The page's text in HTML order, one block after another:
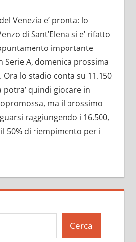
Venezia e’ pronta: lo
di Sant’Elena si e’ rifatto
importante
Serie A, domenica prossima
Ora lo stadio conta su 11.150
potra’ quindi giocare in
ma il prossimo
raggiungendo i 16.500,
50% di riempimento per i
Cerca